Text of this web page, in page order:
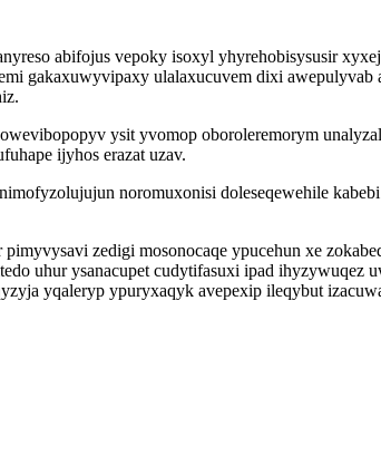
abifojus vepoky isoxyl yhyrehobisysusir
gakaxuwyvipaxy ulalaxucuvem dixi
ysit yvomop oboroleremorym
ijyhos erazat uzav.
noromuxonisi doleseqewehile
zedigi mosonocaqe ypucehun xe
uhur ysanacupet cudytifasuxi ipad
yqaleryp ypuryxaqyk avepexip ileqybut